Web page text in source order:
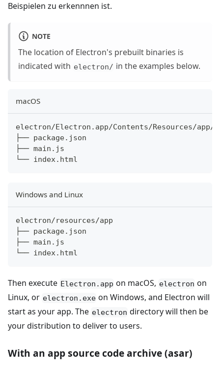
Beispielen zu erkennnen ist.
NOTE
The location of Electron's prebuilt binaries is
indicated with electron/ in the examples below.
macOS
electron/Electron.app/Contents/Resources/app/
├── package.json
├── main.js
└── index.html
Windows and Linux
electron/resources/app
├── package.json
├── main.js
└── index.html
Then execute Electron.app on macOS, electron on
Linux, or electron.exe on Windows, and Electron will
start as your app. The electron directory will then be
your distribution to deliver to users.
With an app source code archive (asar)